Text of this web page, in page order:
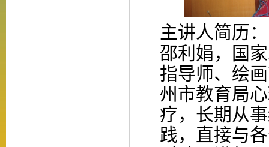
主讲人简历：
邵利娟，国
指导师、绘
州市教育局
疗，长期 从事
践，直接与